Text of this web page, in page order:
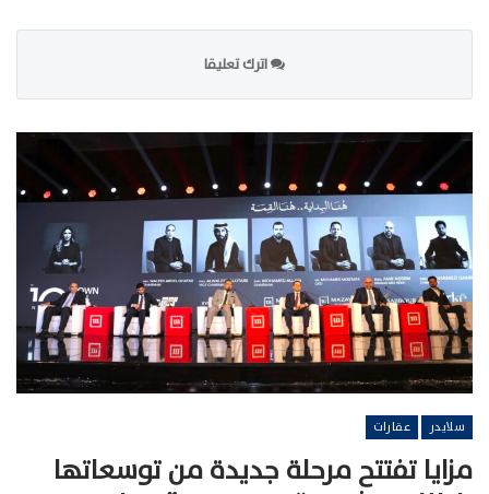
اترك تعليقا
سلايدر عقارات
مزايا تفتتح مرحلة جديدة من توسعاتها